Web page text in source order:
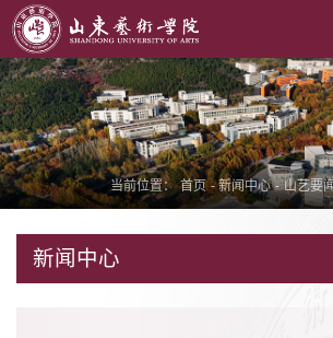
当前位置： 首页 - 新闻中心 - 山艺要
新闻中心